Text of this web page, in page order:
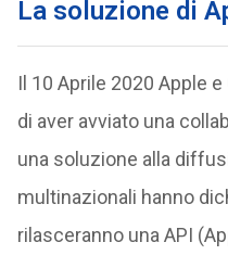
La soluzione di
Il 10 Aprile 2020 Apple
di aver avviato una
una soluzione alla
multinazionali hanno
rilasceranno una API